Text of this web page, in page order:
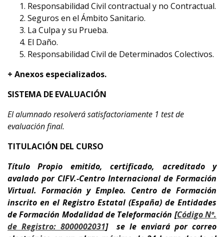
Responsabilidad Civil contractual y no Contractual.
Seguros en el Ámbito Sanitario.
La Culpa y su Prueba.
El Daño.
Responsabilidad Civil de Determinados Colectivos.
+ Anexos especializados.
SISTEMA DE EVALUACIÓN
El alumnado resolverá satisfactoriamente 1 test de
evaluación final.
TITULACIÓN DEL CURSO
Título Propio emitido, certificado, acreditado y
avalado por CIFV.-Centro Internacional de Formación
Virtual. Formación y Empleo. Centro de Formación
inscrito en el Registro Estatal (España) de Entidades
de Formación Modalidad de Teleformación [Código Nº.
de Registro: 8000002031]
se le enviará por correo